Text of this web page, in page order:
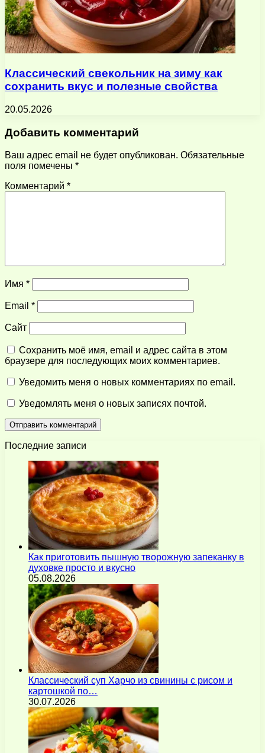
Классический свекольник на зиму как
сохранить вкус и полезные свойства
20.05.2026
Добавить комментарий
Ваш адрес email не будет опубликован. Обязательные
поля помечены *
Комментарий *
Имя *
Email *
Сайт
Сохранить моё имя, email и адрес сайта в этом
браузере для последующих моих комментариев.
Уведомить меня о новых комментариях по email.
Уведомлять меня о новых записях почтой.
Последние записи
Как приготовить пышную творожную запеканку в
духовке просто и вкусно
05.08.2026
Классический суп Харчо из свинины с рисом и
картошкой по…
30.07.2026